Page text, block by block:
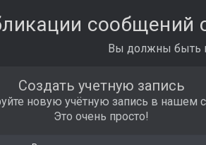
сообщений
Вы должны быть
Создать учетную запись
новую учётную запись в нашем
Это очень просто!